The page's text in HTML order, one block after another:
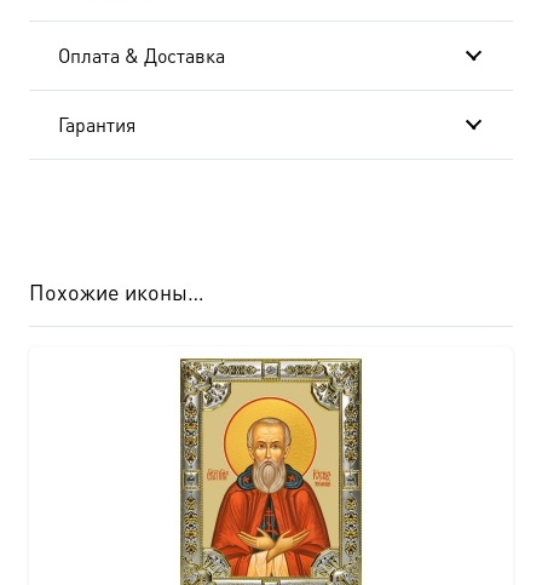
Оплата & Доставка
Гарантия
Похожие иконы…